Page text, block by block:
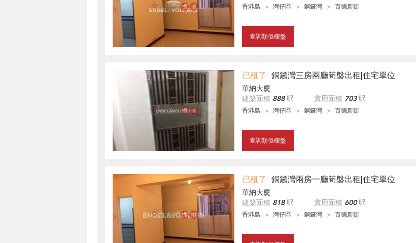
香港島 灣仔區 銅鑼灣 百德新街
查詢類似樓盤
已租了 銅鑼灣三房兩廳筍盤出租|住宅單位
華納大廈
建築面積 888呎 實用面積 703呎
香港島 灣仔區 銅鑼灣 百德新街
查詢類似樓盤
已租了 銅鑼灣兩房一廳筍盤出租|住宅單位
華納大廈
建築面積 818呎 實用面積 600呎
香港島 灣仔區 銅鑼灣 百德新街